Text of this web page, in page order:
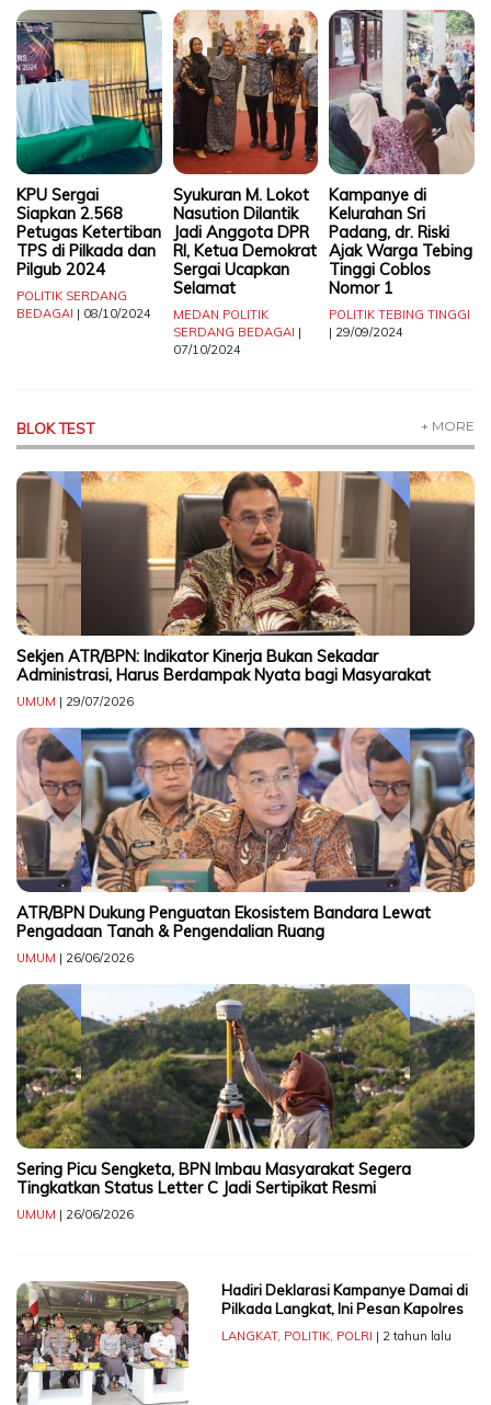
TERKONEKSI
BERSAMA
KAMI
Delidaily
Allright
Reserved
CONTACT
US
Themes
Tower
Level
99,
Jl.
17,
Jakarta,
12345
Telp:
123456789
PT
Upi
Themes
Tbk
KPU Sergai
Siapkan 2.568
Petugas Ketertiban
TPS di Pilkada dan
Pilgub 2024
POLITIK SERDANG
BEDAGAI | 08/10/2024
Syukuran M. Lokot
Nasution Dilantik
Jadi Anggota DPR
RI, Ketua Demokrat
Sergai Ucapkan
Selamat
MEDAN POLITIK
SERDANG BEDAGAI |
07/10/2024
Kampanye di
Kelurahan Sri
Padang, dr. Riski
Ajak Warga Tebing
Tinggi Coblos
Nomor 1
POLITIK TEBING TINGGI
| 29/09/2024
BLOK TEST + MORE
Sekjen ATR/BPN: Indikator Kinerja Bukan Sekadar
Administrasi, Harus Berdampak Nyata bagi Masyarakat
UMUM | 29/07/2026
ATR/BPN Dukung Penguatan Ekosistem Bandara Lewat
Pengadaan Tanah & Pengendalian Ruang
UMUM | 26/06/2026
Sering Picu Sengketa, BPN Imbau Masyarakat Segera
Tingkatkan Status Letter C Jadi Sertipikat Resmi
UMUM | 26/06/2026
Hadiri Deklarasi Kampanye Damai di
Pilkada Langkat, Ini Pesan Kapolres
LANGKAT, POLITIK, POLRI | 2 tahun lalu